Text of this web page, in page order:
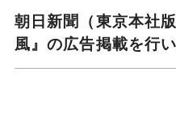
朝日新聞（東京本社
風』の広告掲載を行い